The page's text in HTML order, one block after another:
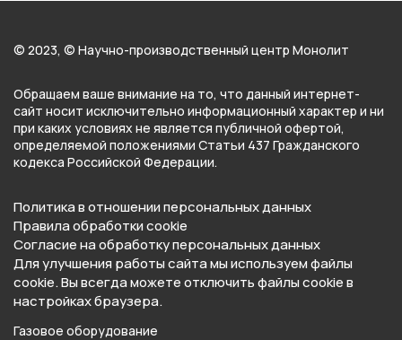
© 2023, © Научно-производственный центр Монолит
Обращаем ваше внимание на то, что данный интернет-
сайт носит исключительно информационный характер и ни
при каких условиях не является публичной офертой,
определяемой положениями Статьи 437 Гражданского
кодекса Российской Федерации.
Политика в отношении персональных данных
Правила обработки cookie
Согласие на обработку персональных данных
Для улучшения работы сайта мы используем файлы
cookie. Вы всегда можете отключить файлы cookie в
настройках браузера.
Газовое оборудование